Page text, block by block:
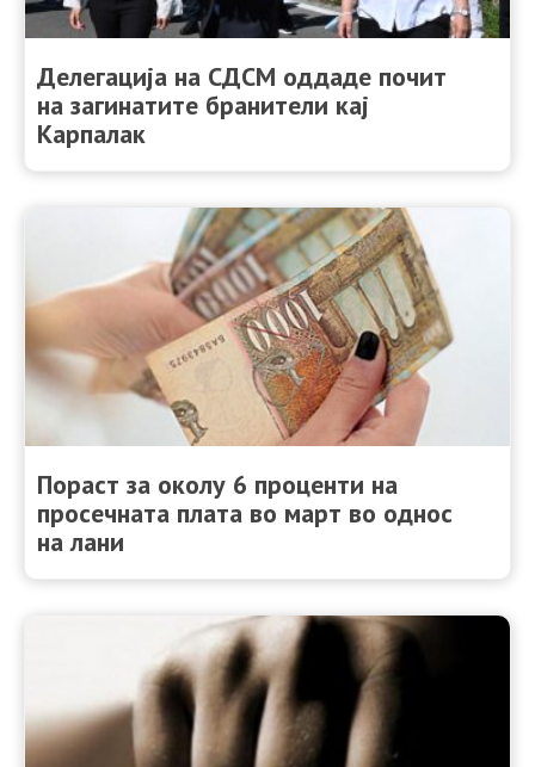
Делегација на СДСМ оддаде почит
на загинатите бранители кај
Карпалак
Пораст за околу 6 проценти на
просечната плата во март во однос
на лани